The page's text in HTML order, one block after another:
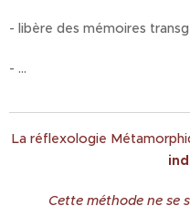
- libère des mémoires
- …
La réflexologie
Cette méthode ne se